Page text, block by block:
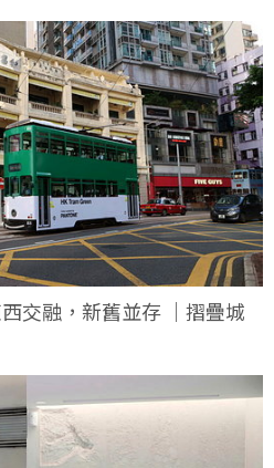
交融，新舊並存 ｜摺疊城